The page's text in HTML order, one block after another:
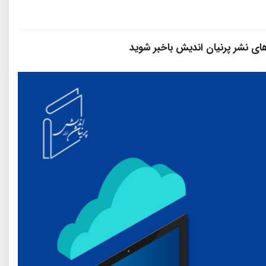
نشر پرنیان‌ اندیش باخبر شوید